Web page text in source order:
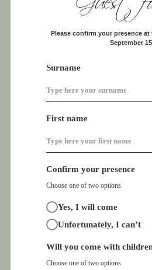
Please confirm your presence
September 15
Surname
First name
Confirm your presence
Choose one of two options
Yes, I will come
Unfortunately, I can’t
Will you come with
Choose one of two options